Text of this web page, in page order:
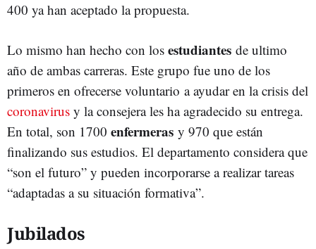
400 ya han aceptado la propuesta.
Lo mismo han hecho con los estudiantes de ultimo
año de ambas carreras. Este grupo fue uno de los
primeros en ofrecerse voluntario a ayudar en la crisis del
coronavirus y la consejera les ha agradecido su entrega.
En total, son 1700 enfermeras y 970 que están
finalizando sus estudios. El departamento considera que
“son el futuro” y pueden incorporarse a realizar tareas
“adaptadas a su situación formativa”.
Jubilados